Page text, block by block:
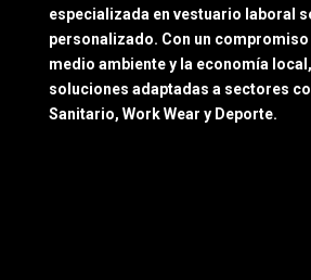
especializada en vestuario laboral
personalizado. Con un compromiso
medio ambiente y la economía
soluciones adaptadas a sectores
Sanitario, Work Wear y Deporte.